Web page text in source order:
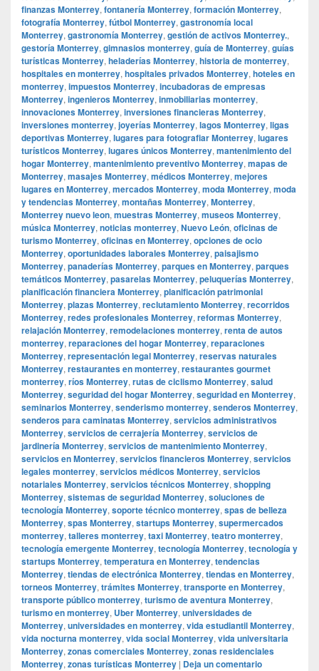
finanzas Monterrey, fontanería Monterrey, formación Monterrey,
fotografía Monterrey, fútbol Monterrey, gastronomía local
Monterrey, gastronomía Monterrey, gestión de activos Monterrey.,
gestoría Monterrey, gimnasios monterrey, guía de Monterrey, guías
turísticas Monterrey, heladerías Monterrey, historia de monterrey,
hospitales en monterrey, hospitales privados Monterrey, hoteles en
monterrey, impuestos Monterrey, incubadoras de empresas
Monterrey, ingenieros Monterrey, inmobiliarias monterrey,
innovaciones Monterrey, inversiones financieras Monterrey,
inversiones monterrey, joyerías Monterrey, lagos Monterrey, ligas
deportivas Monterrey, lugares para fotografiar Monterrey, lugares
turísticos Monterrey, lugares únicos Monterrey, mantenimiento del
hogar Monterrey, mantenimiento preventivo Monterrey, mapas de
Monterrey, masajes Monterrey, médicos Monterrey, mejores
lugares en Monterrey, mercados Monterrey, moda Monterrey, moda
y tendencias Monterrey, montañas Monterrey, Monterrey,
Monterrey nuevo leon, muestras Monterrey, museos Monterrey,
música Monterrey, noticias monterrey, Nuevo León, oficinas de
turismo Monterrey, oficinas en Monterrey, opciones de ocio
Monterrey, oportunidades laborales Monterrey, paisajismo
Monterrey, panaderías Monterrey, parques en Monterrey, parques
temáticos Monterrey, pasarelas Monterrey, peluquerías Monterrey,
planificación financiera Monterrey, planificación patrimonial
Monterrey, plazas Monterrey, reclutamiento Monterrey, recorridos
Monterrey, redes profesionales Monterrey, reformas Monterrey,
relajación Monterrey, remodelaciones monterrey, renta de autos
monterrey, reparaciones del hogar Monterrey, reparaciones
Monterrey, representación legal Monterrey, reservas naturales
Monterrey, restaurantes en monterrey, restaurantes gourmet
monterrey, ríos Monterrey, rutas de ciclismo Monterrey, salud
Monterrey, seguridad del hogar Monterrey, seguridad en Monterrey,
seminarios Monterrey, senderismo monterrey, senderos Monterrey,
senderos para caminatas Monterrey, servicios administrativos
Monterrey, servicios de cerrajería Monterrey, servicios de
jardinería Monterrey, servicios de mantenimiento Monterrey,
servicios en Monterrey, servicios financieros Monterrey, servicios
legales monterrey, servicios médicos Monterrey, servicios
notariales Monterrey, servicios técnicos Monterrey, shopping
Monterrey, sistemas de seguridad Monterrey, soluciones de
tecnología Monterrey, soporte técnico monterrey, spas de belleza
Monterrey, spas Monterrey, startups Monterrey, supermercados
monterrey, talleres monterrey, taxi Monterrey, teatro monterrey,
tecnología emergente Monterrey, tecnología Monterrey, tecnología y
startups Monterrey, temperatura en Monterrey, tendencias
Monterrey, tiendas de electrónica Monterrey, tiendas en Monterrey,
torneos Monterrey, trámites Monterrey, transporte en Monterrey,
transporte público monterrey, turismo de aventura Monterrey,
turismo en monterrey, Uber Monterrey, universidades de
Monterrey, universidades en monterrey, vida estudiantil Monterrey,
vida nocturna monterrey, vida social Monterrey, vida universitaria
Monterrey, zonas comerciales Monterrey, zonas residenciales
Monterrey, zonas turísticas Monterrey | Deja un comentario